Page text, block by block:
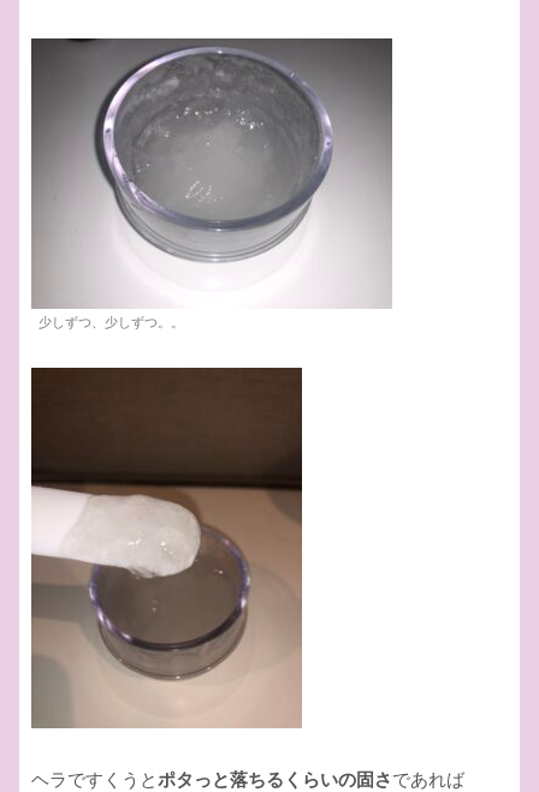
少しずつ、少しずつ。。
ヘラですくうとポタっと落ちるくらいの固さであれば